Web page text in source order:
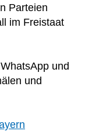
Parteien
im Freistaat
und
und